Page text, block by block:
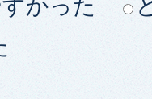
かった